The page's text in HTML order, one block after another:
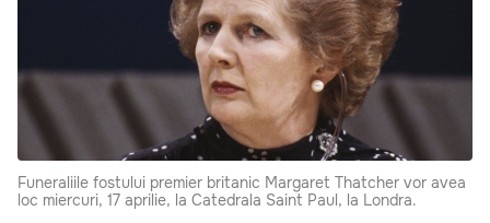
Funeraliile fostului premier britanic Margaret Thatcher vor avea
loc miercuri, 17 aprilie, la Catedrala Saint Paul, la Londra.